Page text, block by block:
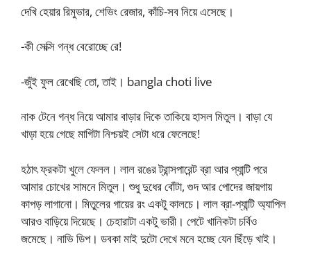
দেখি হেয়ার রিমুভার, শেভিং রেজার, কাঁচি-সব নিয়ে এসেছে।
-কী সেক্সি গন্ধ বেরোচ্ছে রে!
-জুঁই ফুল রেখেছি তো, তাই। bangla choti live
নাক টেনে গন্ধ নিয়ে আমার বাড়ার দিকে তাকিয়ে হাসল মিতুল। বাড়া যে
খাড়া হয়ে গেছে মাগিটা নিশ্চয়ই সেটা ধরে ফেলেছে!
হঠাৎ ফ্রকটা খুলে ফেলল। লাল রঙের ট্রান্সপারেন্ট ব্রা আর প্যান্টি পরে
আমার চোখের সামনে মিতুল। শুধু দুধের বোঁটা, গুদ আর পোদের জায়গায়
কাপড় লাগানো। মিতুলের গায়ের রং একটু কালচে। লাল ব্রা-প্যান্টি অ্যাপিল
আরও বাড়িয়ে দিয়েছে। চেহারাটা একটু ভারী। পেটে খানিকটা চর্বিও
জমেছে। নাভি ডিপ। ডবকা মাই দুটো দেখে মনে হচ্ছে যেন ছিঁড়ে খাই।